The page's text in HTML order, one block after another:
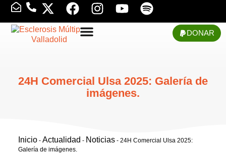
DONAR
24H Comercial Ulsa 2025: Galería de
imágenes.
Inicio- Actualidad - Noticias- 24H Comercial Ulsa 2025:
Galería de imágenes.